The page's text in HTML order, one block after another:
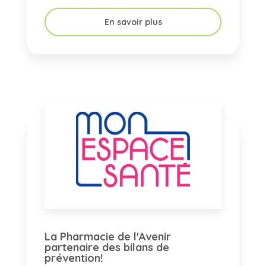
En savoir plus
La Pharmacie de l'Avenir
partenaire des bilans de
prévention!